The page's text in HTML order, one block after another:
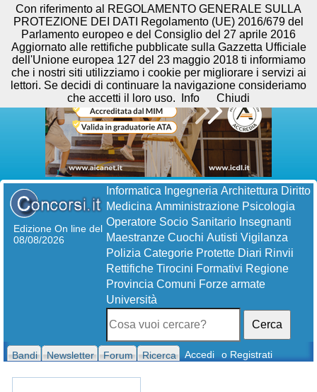
Edizione On line del
08/08/2026
Informatica Ingegneria Architettura Diritto
Medicina Amministrazione Psicologia
Operatore Socio Sanitario Insegnanti
Maestranze Cuochi Autisti Vigilanza
Polizia Categorie Protette Diari Rinvii
Rettifiche Tirocini Formativi Regione
Provincia Comuni Forze armate
Università
Cerca
Bandi Newsletter Forum Ricerca Accedi o Registrati
Con riferimento al REGOLAMENTO GENERALE SULLA
PROTEZIONE DEI DATI Regolamento (UE) 2016/679 del
Parlamento europeo e del Consiglio del 27 aprile 2016
Aggiornato alle rettifiche pubblicate sulla Gazzetta Ufficiale
dell'Unione europea 127 del 23 maggio 2018 ti informiamo
che i nostri siti utilizziamo i cookie per migliorare i servizi ai
lettori. Se decidi di continuare la navigazione consideriamo
che accetti il loro uso.
Info Chiudi